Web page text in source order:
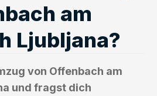
am
Ljubljana?
von Offenbach am
und fragst dich